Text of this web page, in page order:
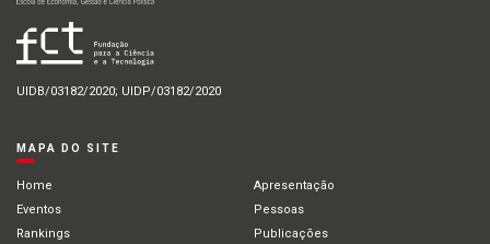
UIDB/03182/2020; UIDP/03182/2020
MAPA DO SITE
Home
Apresentação
Eventos
Pessoas
Rankings
Publicações